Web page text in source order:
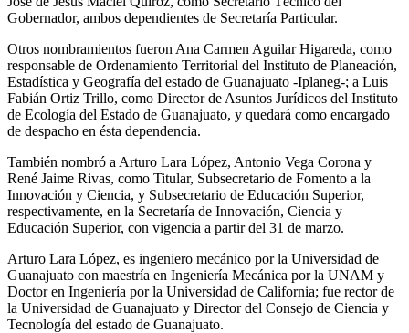
Gobernador, ambos dependientes de Secretaría Particular.
Otros nombramientos fueron Ana Carmen Aguilar Higareda, como
responsable de Ordenamiento Territorial del Instituto de Planeación,
Estadística y Geografía del estado de Guanajuato -Iplaneg-; a Luis
Fabián Ortiz Trillo, como Director de Asuntos Jurídicos del Instituto
de Ecología del Estado de Guanajuato, y quedará como encargado
de despacho en ésta dependencia.
También nombró a Arturo Lara López, Antonio Vega Corona y
René Jaime Rivas, como Titular, Subsecretario de Fomento a la
Innovación y Ciencia, y Subsecretario de Educación Superior,
respectivamente, en la Secretaría de Innovación, Ciencia y
Educación Superior, con vigencia a partir del 31 de marzo.
Arturo Lara López, es ingeniero mecánico por la Universidad de
Guanajuato con maestría en Ingeniería Mecánica por la UNAM y
Doctor en Ingeniería por la Universidad de California; fue rector de
la Universidad de Guanajuato y Director del Consejo de Ciencia y
Tecnología del estado de Guanajuato.